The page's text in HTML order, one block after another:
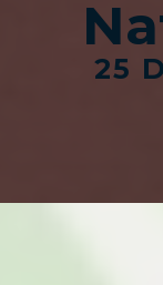
25